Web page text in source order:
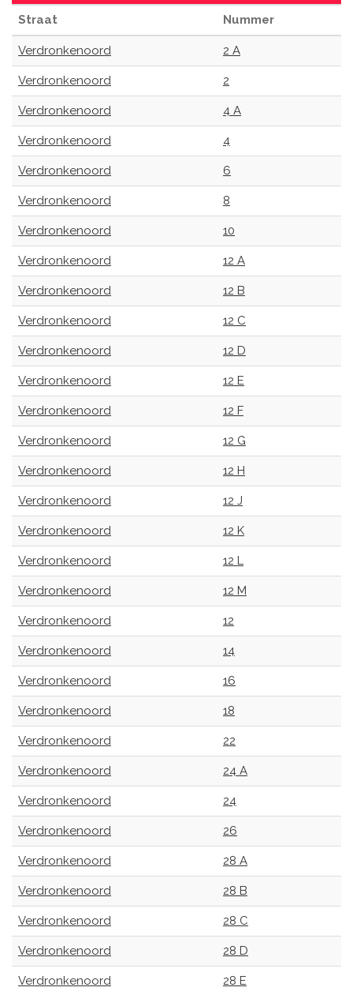
Straat Nummer
Verdronkenoord 2 A
Verdronkenoord 2
Verdronkenoord 4 A
Verdronkenoord 4
Verdronkenoord 6
Verdronkenoord 8
Verdronkenoord 10
Verdronkenoord 12 A
Verdronkenoord 12 B
Verdronkenoord 12 C
Verdronkenoord 12 D
Verdronkenoord 12 E
Verdronkenoord 12 F
Verdronkenoord 12 G
Verdronkenoord 12 H
Verdronkenoord 12 J
Verdronkenoord 12 K
Verdronkenoord 12 L
Verdronkenoord 12 M
Verdronkenoord 12
Verdronkenoord 14
Verdronkenoord 16
Verdronkenoord 18
Verdronkenoord 22
Verdronkenoord 24 A
Verdronkenoord 24
Verdronkenoord 26
Verdronkenoord 28 A
Verdronkenoord 28 B
Verdronkenoord 28 C
Verdronkenoord 28 D
Verdronkenoord 28 E